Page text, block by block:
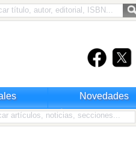
Novedades